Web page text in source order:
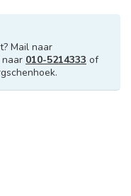
Mail naar
naar 010-5214333 of